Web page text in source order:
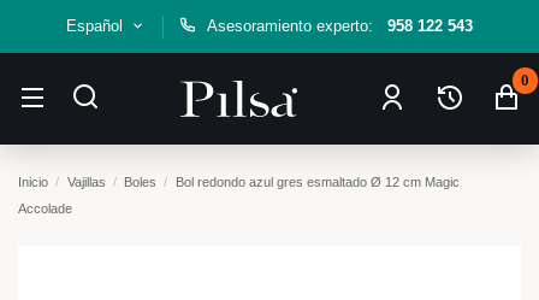
Español Asesoramiento experto: 958 122 543
0
Inicio Vajillas Boles
Bol redondo azul gres esmaltado Ø 12 cm Magic
Accolade